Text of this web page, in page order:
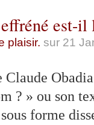
est-il
plaisir. sur 21
Obadia
? » ou son
forme